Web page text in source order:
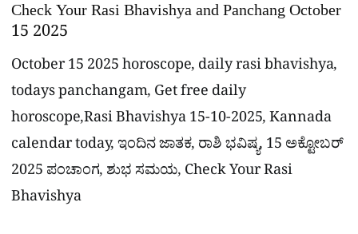
Check Your Rasi Bhavishya and Panchang October
15 2025
October 15 2025 horoscope, daily rasi bhavishya,
todays panchangam, Get free daily
horoscope,Rasi Bhavishya 15-10-2025, Kannada
calendar today, ಇಂದಿನ ಜಾತಕ, ರಾಶಿ ಭವಿಷ್ಯ, 15 ಅಕ್ಟೋಬರ್
2025 ಪಂಚಾಂಗ, ಶುಭ ಸಮಯ, Check Your Rasi
Bhavishya